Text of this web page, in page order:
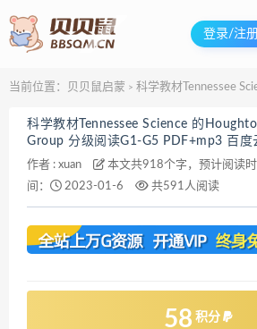
登录/注
当前位置： 贝贝鼠启蒙 > 科学教材Tennessee Science 的Houghton Mifflin
科学教材Tennessee Science 的
Group 分级阅读G1-G5 PDF+mp3 百度
作者 : xuan 本文共918个字，预计阅读
间：
2023-01-6 共591人阅读
58 积分